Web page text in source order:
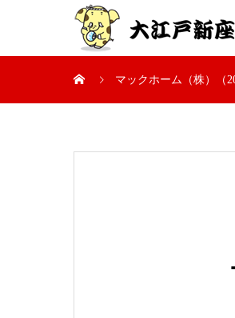
マックホーム（株）（